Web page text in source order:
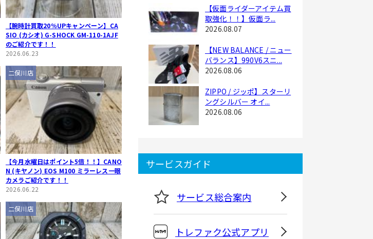
【腕時計買取20％UPキャンペーン】CA
SIO (カシオ) G-SHOCK GM-110-1AJF
のご紹介です！！
2026.06.23
二俣川店
【今月水曜日はポイント5倍！！】CANO
N (キヤノン) EOS M100 ミラーレス一眼
カメラご紹介です！！
2026.06.22
二俣川店
【仮面ライダーアイテム買
取強化！！】仮面ラ...
2026.08.07
【NEW BALANCE / ニュー
バランス】990V6スニ...
2026.08.06
ZIPPO / ジッポ】スターリ
ングシルバー オイ...
2026.08.06
サービスガイド
サービス総合案内
トレファク公式アプリ